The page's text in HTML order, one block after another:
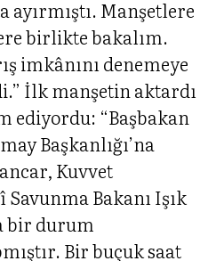
ayırmıştı. Manşetlere
birlikte bakalım.
imkânını denemeye
İlk manşetin aktardı
ediyordu: “Başbakan
Başkanlığı’na
Kuvvet
Bakanı Işık
bir durum
Bir buçuk saat